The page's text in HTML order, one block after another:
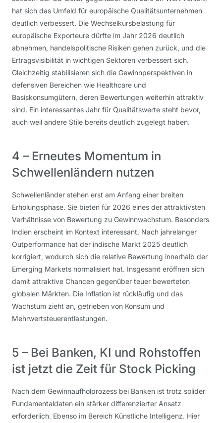
hat sich das Umfeld für europäische Qualitätsunternehmen
deutlich verbessert. Die Wechselkursbelastung für
europäische Exporteure dürfte im Jahr 2026 deutlich
abnehmen, handelspolitische Risiken gehen zurück, und die
Ertragsvisibilität in wichtigen Sektoren verbessert sich.
Gleichzeitig stabilisieren sich die Gewinnperspektiven in
defensiven Bereichen wie Healthcare und
Basiskonsumgütern, deren Bewertungen weiterhin attraktiv
sind. Ein interessantes Jahr für Qualitätswerte steht bevor,
auch weil andere Stile bereits deutlich zugelegt haben.
4 – Erneutes Momentum in
Schwellenländern nutzen
Schwellenländer stehen erst am Anfang einer breiten
Erholungsphase. Sie bieten für 2026 eines der attraktivsten
Verhältnisse von Bewertung zu Gewinnwachstum. Besonders
Indien erscheint im Kontext interessant. Nach jahrelanger
Outperformance hat der indische Markt 2025 deutlich
korrigiert, wodurch sich die relative Bewertung innerhalb der
Emerging Markets normalisiert hat. Insgesamt eröffnen sich
damit attraktive Chancen gegenüber teuer bewerteten
globalen Märkten. Die Inflation ist rückläufig und das
Wachstum zieht an, getrieben von Konsum und
Mehrwertsteuerentlastungen.
5 – Bei Banken, KI und Rohstoffen
ist jetzt die Zeit für Stock Picking
Nach dem Gewinnaufholprozess bei Banken ist trotz solider
Fundamentaldaten ein stärker differenzierter Ansatz
erforderlich. Ebenso im Bereich Künstliche Intelligenz. Hier